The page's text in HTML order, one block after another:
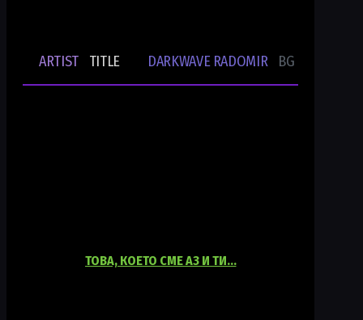
ARTIST- TITLE DARKWAVE RADOMIR BG
ТОВА, КОЕТО СМЕ АЗ И ТИ…